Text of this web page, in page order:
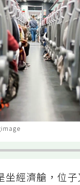
坐經濟艙，位子